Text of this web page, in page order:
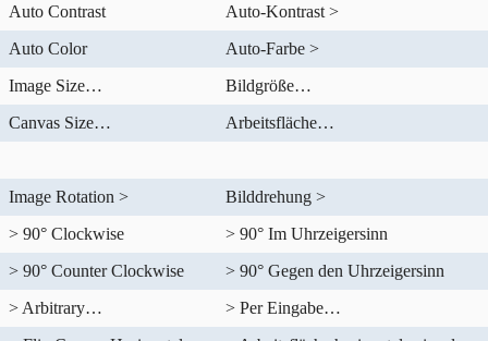
Auto Contrast
Auto-Kontrast >
Auto Color
Auto-Farbe >
Image Size…
Bildgröße…
Canvas Size…
Arbeitsfläche…
Image Rotation >
Bilddrehung >
> 90° Clockwise
> 90° Im Uhrzeigersinn
> 90° Counter Clockwise
> 90° Gegen den Uhrzeigersinn
> Arbitrary…
> Per Eingabe…